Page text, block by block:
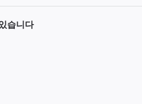
습니다